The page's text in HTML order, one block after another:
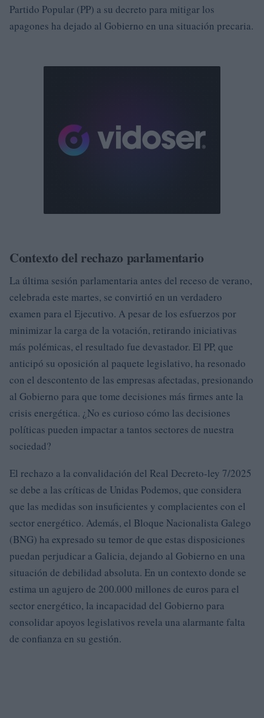
Partido Popular (PP) a su decreto para mitigar los
apagones ha dejado al Gobierno en una situación precaria.
Contexto del rechazo parlamentario
La última sesión parlamentaria antes del receso de verano,
celebrada este martes, se convirtió en un verdadero
examen para el Ejecutivo. A pesar de los esfuerzos por
minimizar la carga de la votación, retirando iniciativas
más polémicas, el resultado fue devastador. El PP, que
anticipó su oposición al paquete legislativo, ha resonado
con el descontento de las empresas afectadas, presionando
al Gobierno para que tome decisiones más firmes ante la
crisis energética. ¿No es curioso cómo las decisiones
políticas pueden impactar a tantos sectores de nuestra
sociedad?
El rechazo a la convalidación del Real Decreto-ley 7/2025
se debe a las críticas de Unidas Podemos, que considera
que las medidas son insuficientes y complacientes con el
sector energético. Además, el Bloque Nacionalista Galego
(BNG) ha expresado su temor de que estas disposiciones
puedan perjudicar a Galicia, dejando al Gobierno en una
situación de debilidad absoluta. En un contexto donde se
estima un agujero de 200.000 millones de euros para el
sector energético, la incapacidad del Gobierno para
consolidar apoyos legislativos revela una alarmante falta
de confianza en su gestión.